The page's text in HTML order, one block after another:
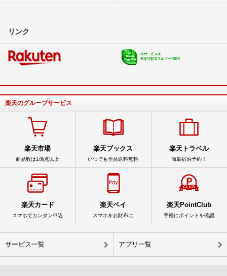
リンク
楽天のグループサービス
楽天市場
商品数は1億点以上
楽天ブックス
いつでも全品送料無料
楽天トラベル
簡単宿泊予約！
楽天カード
スマホでカンタン申込
楽天ペイ
スマホをお財布に
楽天PointClub
手軽にポイントを確認
サービス一覧 アプリ一覧